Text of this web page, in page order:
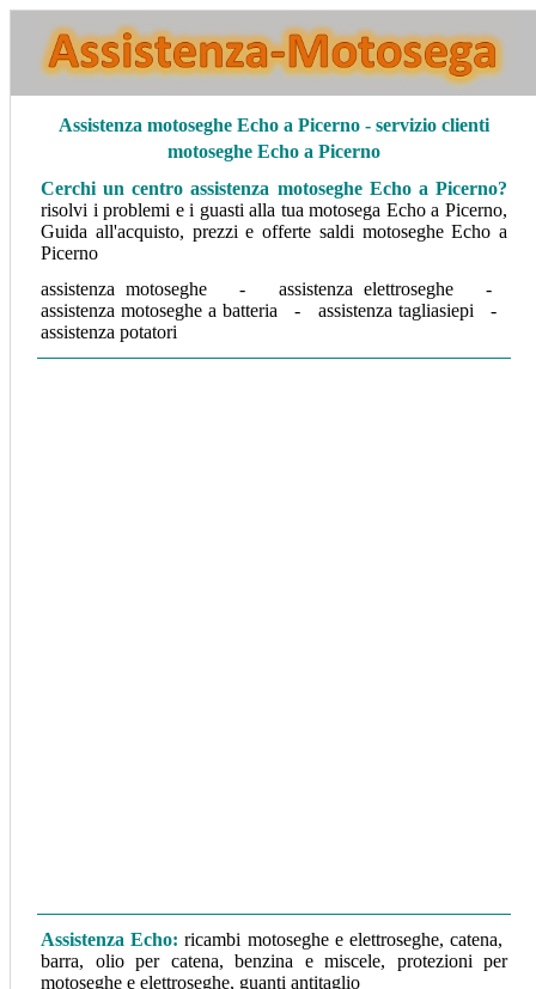
Assistenza motoseghe Echo a Picerno - servizio clienti
motoseghe Echo a Picerno
Cerchi un centro assistenza motoseghe Echo a Picerno?
risolvi i problemi e i guasti alla tua motosega Echo a Picerno,
Guida all'acquisto, prezzi e offerte saldi motoseghe Echo a
Picerno
assistenza motoseghe - assistenza elettroseghe -
assistenza motoseghe a batteria - assistenza tagliasiepi -
assistenza potatori
Assistenza Echo: ricambi motoseghe e elettroseghe, catena,
barra, olio per catena, benzina e miscele, protezioni per
motoseghe e elettroseghe, guanti antitaglio